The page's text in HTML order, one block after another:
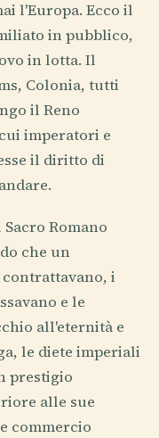
l'Europa. Ecco il
in pubblico,
in lotta. Il
Colonia, tutti
il Reno
imperatori e
il diritto di
Romano
che un
i
e le
all'eternità e
le diete imperiali
prestigio
alle sue
commercio